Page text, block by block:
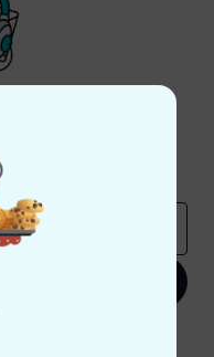
und gewinne mit